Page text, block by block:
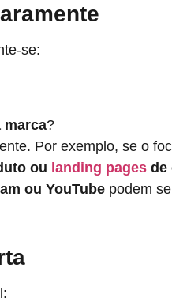
se:
marca?
Por exemplo, se o
ou landing pages de
ou YouTube podem